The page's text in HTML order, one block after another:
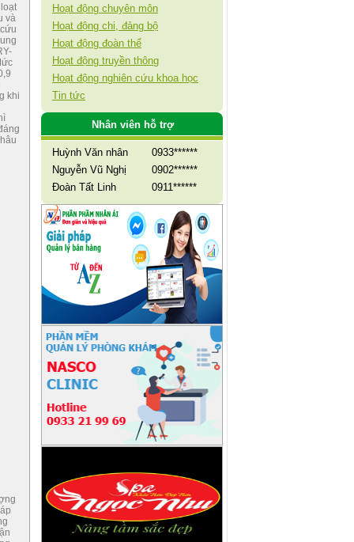
Hoạt động chuyên môn
Hoạt động chi, đảng bộ
Hoạt động đoàn thể
Hoạt động truyền thông
Hoạt động nghiên cứu khoa học
Tin tức
Nhân viên hỗ trợ
Huỳnh Văn nhân
0933******
Nguyễn Vũ Nghị
0902******
Đoàn Tất Linh
0911******
và
khi